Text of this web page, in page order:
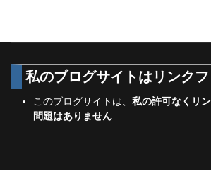
私のブログサイトは リンク
このブログサイトは、 私の許可なくリ
問題はありません